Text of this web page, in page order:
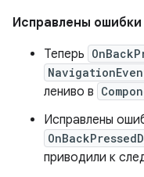
Исправлены ошибки
Теперь
лениво в
Исправлены
приводили к